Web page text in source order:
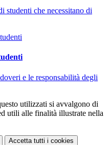
studenti che necessitano di
e le responsabilità degli
utilizzati si avvalgono di
utili alle finalità illustrate nella
Accetta tutti i cookies